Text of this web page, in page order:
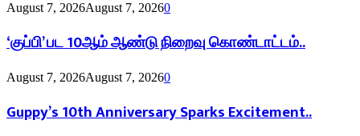
August 7, 2026August 7, 20260
‘குப்பி’ பட 10ஆம் ஆண்டு நிறைவு கொண்டாட்டம்..
August 7, 2026August 7, 20260
Guppy’s 10th Anniversary Sparks Excitement..